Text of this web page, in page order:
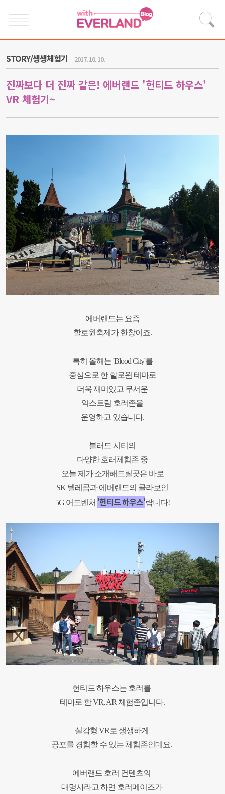
STORY/생생체험기 2017. 10. 10.
진짜보다 더 진짜 같은! 에버랜드 '헌티드 하우스'
VR 체험기~
에버랜드는 요즘
할로윈축제가 한창이죠.
특히 올해는 'Blood City'를
중심으로 한할로윈 테마로
더욱 재미있고 무서운
익스트림 호러존을
운영하고 있습니다.
블러드 시티의
다양한 호러체험존 중
오늘 제가 소개해드릴곳은 바로
SK 텔레콤과 에버랜드의 콜라보인
5G 어드벤처 '헌티드 하우스'랍니다!
헌티드 하우스는 호러를
테마로 한VR, AR 체험존입니다.
실감형 VR로 생생하게
공포를 경험할 수 있는 체험존인데요.
에버랜드 호러 컨텐츠의
대명사라고 하면 호러메이즈가